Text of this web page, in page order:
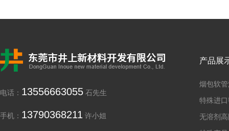
电话： 13556663055 石先生
手机： 13790368211 许小姐
产品展
烟包软
特殊进
无溶剂